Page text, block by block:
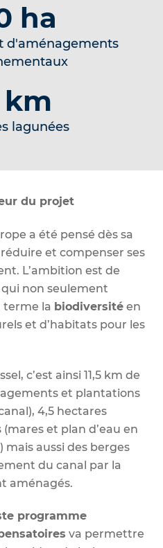
ha
d'aménagements
km
lagunées
du projet
a été pensé dès sa
et compenser ses
L’ambition est de
non seulement
terme la biodiversité en
et d’habitats pour les
c’est ainsi 11,5 km de
et plantations
4,5 hectares
et plan d’eau en
mais aussi des berges
du canal par la
aménagés.
programme
va permettre